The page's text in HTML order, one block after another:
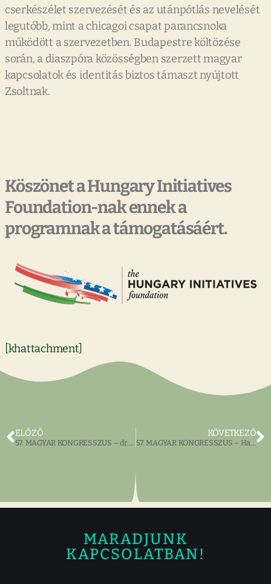
cserkészélet szervezését és az utánpótlás nevelését
legutóbb, mint a chicagoi csapat parancsnoka
működött a szervezetben. Budapestre költözése
során, a diaszpóra közösségben szerzett magyar
kapcsolatok és identitás biztos támaszt nyújtott
Zsoltnak.
Köszönet a Hungary Initiatives
Foundation-nak ennek a
programnak a támogatásáért.
[khattachment]
ELŐZŐ
57. MAGYAR KONGRESSZUS – dr. Turai Zoltán
KÖVETKEZŐ
57. MAGYAR KONGRESSZUS – Hargitai István
MARADJUNK
KAPCSOLATBAN!